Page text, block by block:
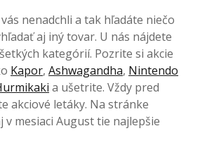
nenadchli a tak hľadáte niečo
aj iný tovar. U nás nájdete
kategórií. Pozrite si akcie
Kapor, Ashwagandha, Nintendo
a ušetrite. Vždy pred
akciové letáky. Na stránke
v mesiaci August tie najlepšie